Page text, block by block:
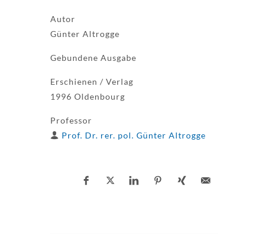
Autor
Günter Altrogge
Gebundene Ausgabe
Erschienen / Verlag
1996 Oldenbourg
Professor
Prof. Dr. rer. pol. Günter Altrogge